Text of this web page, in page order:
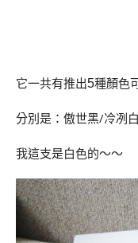
它一共有推出5種顏色
分別是：傲世黑/冷冽
我這支是白色的～～